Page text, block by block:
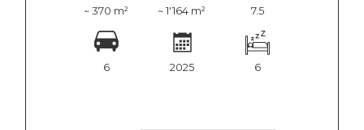
~ 370 m² ~ 1'164 m² 7.5
6 2025 6